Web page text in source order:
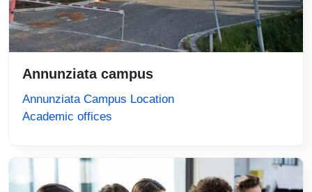
Annunziata campus
Annunziata Campus Location
Academic offices
Immagine